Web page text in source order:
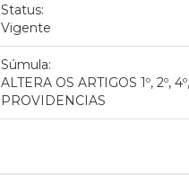
Status:
Vigente
Súmula:
ALTERA OS ARTIGOS 1º, 2º,
PROVIDENCIAS